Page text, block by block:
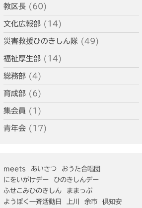
教区長(60)
文化広報部(14)
災害救援ひのきしん隊(49)
福祉厚生部(14)
総務部(4)
育成部(6)
集会員 (1)
青年会(17)
meets あいさつ
おうた合唱団
にをいがけデー
ひのきしんデー
ふせこみひのきしん
ままっぷ
ようぼく一斉活動日
上川 余市
倶知安